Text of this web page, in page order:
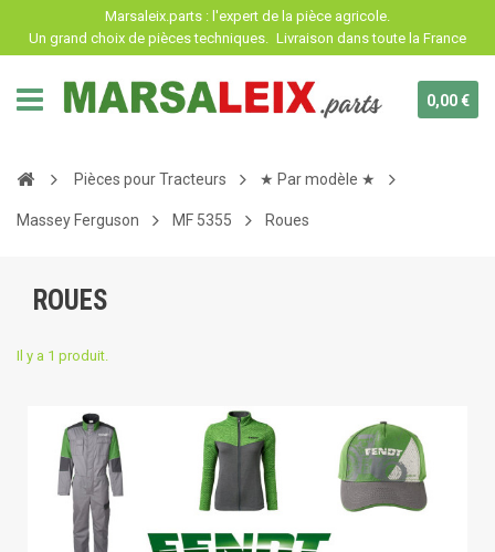
Marsaleix.parts : l'expert de la pièce agricole.
Un grand choix de pièces techniques. Livraison dans toute la France
0,00 €
Pièces pour Tracteurs ★ Par modèle ★
Massey Ferguson MF 5355 Roues
ROUES
Il y a 1 produit.
Panneau de gestion des cookies